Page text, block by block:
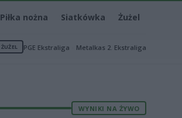
Piłka nożna Siatkówka Żużel
ŻUŻEL PGE Ekstraliga Metalkas 2. Ekstraliga
WYNIKI NA ŻYWO